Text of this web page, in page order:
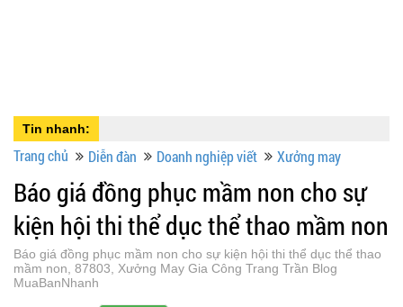
Tin nhanh:
Trang chủ Diễn đàn Doanh nghiệp viết Xưởng may
Báo giá đồng phục mầm non cho sự
kiện hội thi thể dục thể thao mầm non
Báo giá đồng phục mầm non cho sự kiện hội thi thể dục thể thao
mầm non, 87803, Xưởng May Gia Công Trang Trần Blog
MuaBanNhanh